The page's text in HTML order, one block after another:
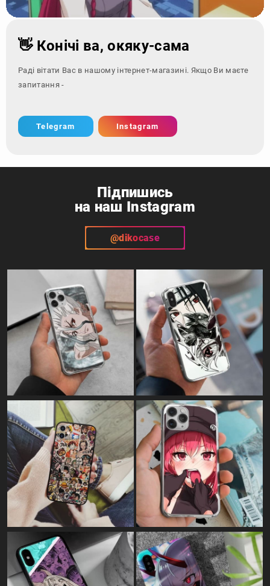
👋 Конічі ва, окяку-сама
Раді вітати Вас в нашому інтернет-магазині. Якщо Ви маєте
запитання - зверніться з
Telegram Instagram
Підпишись
на наш Instagram
@dikocase